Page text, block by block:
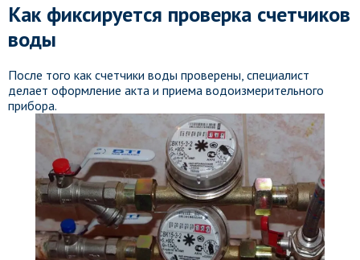
Как фиксируется проверка счетчиков
воды
После того как счетчики воды проверены, специалист
делает оформление акта и приема водоизмерительного
прибора.